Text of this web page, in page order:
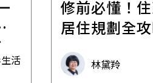
活
修前必懂！
居住規劃全
林黛羚